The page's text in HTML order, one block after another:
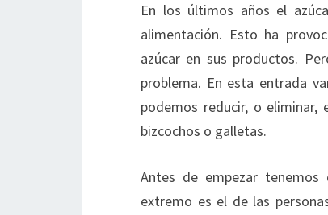
En los últimos años el
alimentación. Esto ha
azúcar en sus productos.
problema. En esta entrada
podemos reducir, o eliminar,
bizcochos o galletas.
Antes de empezar
extremo es el de las